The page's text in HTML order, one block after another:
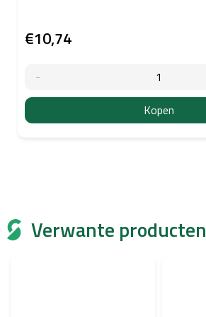
Verwante producten
€10,74
Kopen